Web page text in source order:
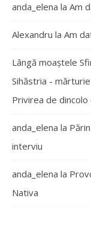
anda_elena la Am
Alexandru la Am
Lângă moaștele
Sihăstria -
Privirea de
anda_elena la
interviu
anda_elena la
Nativa